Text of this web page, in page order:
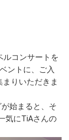
ルコンサートを
ントに、ご入
りいただきま
始まると、そ
気にTiAさんの